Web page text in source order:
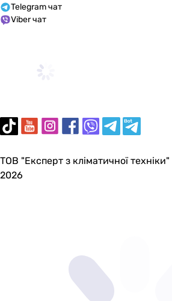
Telegram чат
Viber чат
ТОВ "Експерт з кліматичної
2026